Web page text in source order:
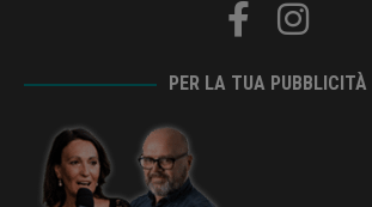
PER LA TUA PUBBLICITÀ